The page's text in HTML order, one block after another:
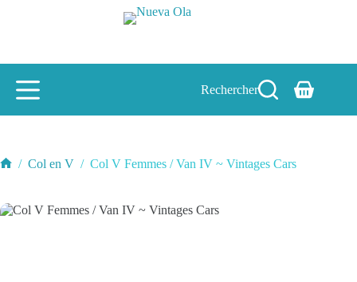
Rechercher
Panier
/ Col en V / Col V Femmes / Van IV ~ Vintages Cars